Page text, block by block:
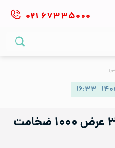
۰۲۱ ۶۷۳۳۵۰۰۰
ورق رول استیل ۳۱۶L عرض ۱۰۰۰ ضخامت